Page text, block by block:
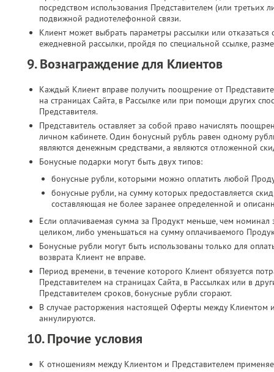
посредством использования Представителем (или
подвижной радиотелефонной связи.​
Клиент может выбрать параметры рассылки или
ежедневной рассылки, пройдя по специальной ссылке,
9. Вознаграждение для Клиентов
Каждый Клиент вправе получить поощрение от
на страницах Сайта, в Рассылке или при помощи других
Представителя.
Представитель оставляет за собой право начислять
личном кабинете. Один бонусный рубль равен одному
являются денежным средствами, а являются отложенной
Бонусные подарки могут быть двух типов:
бонусные рубли, которыми можно оплатить любой
бонусные рубли, на сумму которых предоставляется
составляющая не более заранее определенной и
Если оплачиваемая сумма за Продукт меньше, чем
целиком, либо уменьшаться на сумму оплачиваемого
Бонусные рубли могут быть использованы только для
возврата Клиент не вправе.
Период времени, в течение которого Клиент обязуется
Представителем на страницах Сайта, в Рассылках или в
Представителем сроков, бонусные рубли сгорают.
В случае расторжения настоящей Оферты между Клиентом
аннулируются.
10. Прочие условия
К отношениям между Клиентом и Представителем